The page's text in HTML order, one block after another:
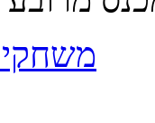
משחקי